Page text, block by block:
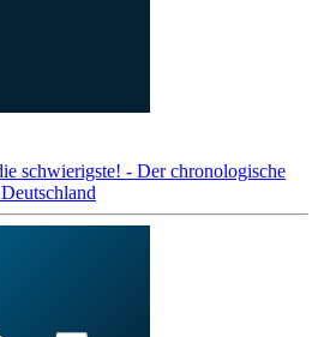
schwierigste! - Der chronologische